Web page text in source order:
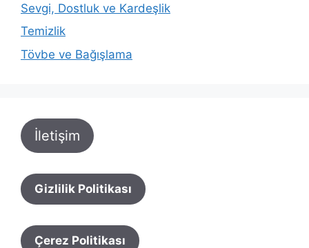
Sevgi, Dostluk ve Kardeşlik
Temizlik
Tövbe ve Bağışlama
İletişim
Gizlilik Politikası
Çerez Politikası